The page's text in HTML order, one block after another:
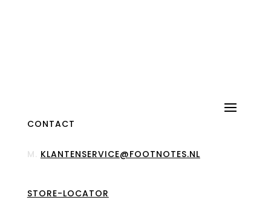
CONTACT
M. KLANTENSERVICE@FOOTNOTES.NL
STORE-LOCATOR